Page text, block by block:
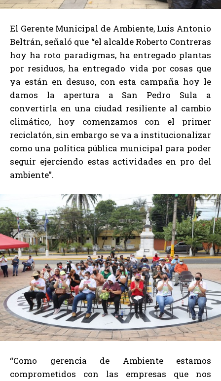
El Gerente Municipal de Ambiente, Luis Antonio
Beltrán, señaló que “el alcalde Roberto Contreras
hoy ha roto paradigmas, ha entregado plantas
por residuos, ha entregado vida por cosas que
ya están en desuso, con esta campaña hoy le
damos la apertura a San Pedro Sula a
convertirla en una ciudad resiliente al cambio
climático, hoy comenzamos con el primer
reciclatón, sin embargo se va a institucionalizar
como una política pública municipal para poder
seguir ejerciendo estas actividades en pro del
ambiente”.
“Como gerencia de Ambiente estamos
comprometidos con las empresas que nos